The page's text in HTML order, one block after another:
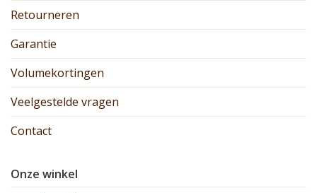
Retourneren
Garantie
Volumekortingen
Veelgestelde vragen
Contact
Onze winkel